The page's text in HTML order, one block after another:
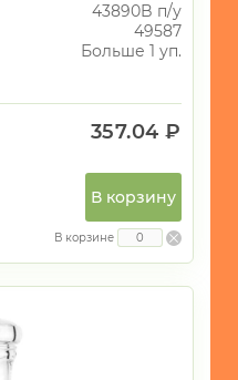
43890B п/у
49587
Больше 1 уп.
357.04 ₽
В корзину
В корзине